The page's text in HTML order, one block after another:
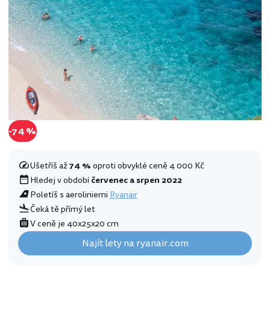
-74 %
Ušetříš až74 %oproti obvyklé ceně 4 000 Kč
Hledej v obdobíčervenec a srpen 2022
Poletíš s aeroliniemi Ryanair
Čeká tě přímý let
V ceně je 40x25x20 cm
Najít lety na ryanair.com